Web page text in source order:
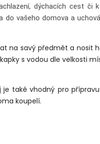
dýchacích cest či
do vašeho domova a
na savý předmět a nosit
s vodou dle velkosti
je také vhodný pro
koupelí.